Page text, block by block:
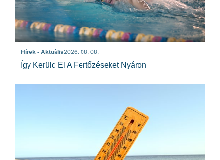
Hírek - Aktuális2026. 08. 08.
Így Kerüld El A Fertőzéseket Nyáron